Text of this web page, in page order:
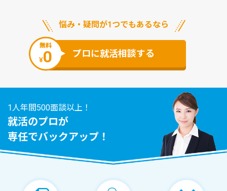
悩み・疑問が1つでもあるなら
無料
¥0 プロに就活相談する
1人年間500面談以上！
就活のプロが
専任でバックアップ！